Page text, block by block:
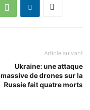
Article suivant
Ukraine: une attaque
massive de drones sur la
Russie fait quatre morts